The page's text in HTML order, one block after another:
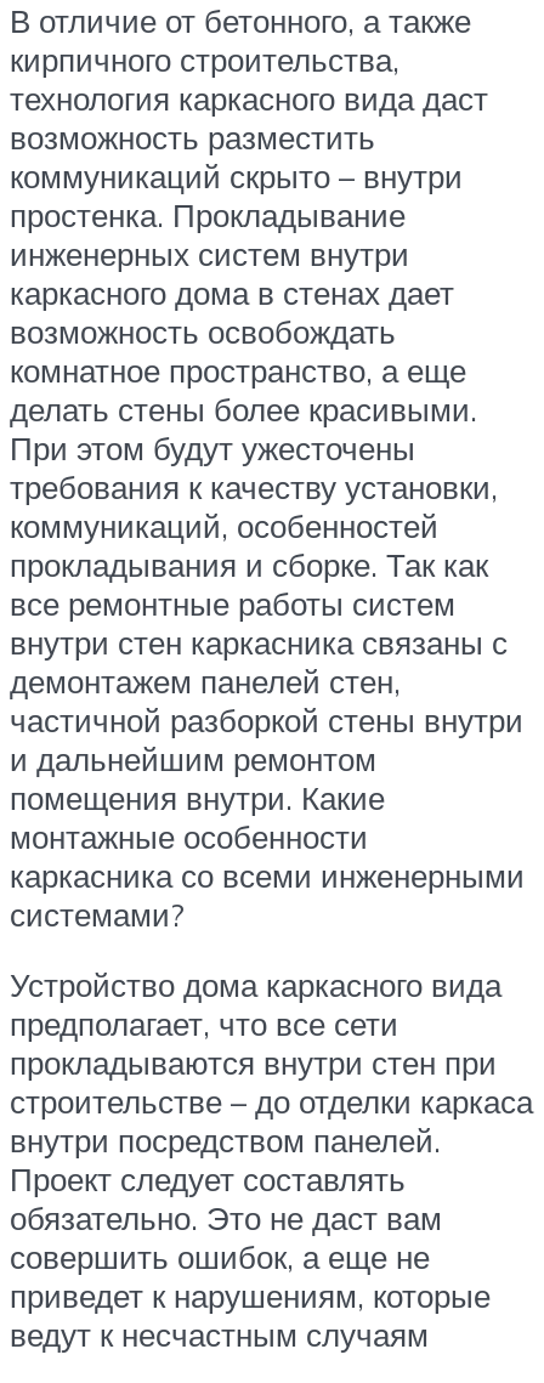
В отличие от бетонного, а также
кирпичного строительства,
технология каркасного вида даст
возможность разместить
коммуникаций скрыто – внутри
простенка. Прокладывание
инженерных систем внутри
каркасного дома в стенах дает
возможность освобождать
комнатное пространство, а еще
делать стены более красивыми.
При этом будут ужесточены
требования к качеству установки,
коммуникаций, особенностей
прокладывания и сборке. Так как
все ремонтные работы систем
внутри стен каркасника связаны с
демонтажем панелей стен,
частичной разборкой стены внутри
и дальнейшим ремонтом
помещения внутри. Какие
монтажные особенности
каркасника со всеми инженерными
системами?
Устройство дома каркасного вида
предполагает, что все сети
прокладываются внутри стен при
строительстве – до отделки каркаса
внутри посредством панелей.
Проект следует составлять
обязательно. Это не даст вам
совершить ошибок, а еще не
приведет к нарушениям, которые
ведут к несчастным случаям